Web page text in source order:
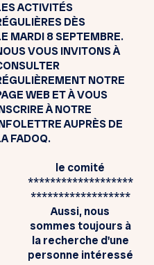
ACTIVITÉS
DÈS
MARDI 8 SEPTEMBRE.
VOUS INVITONS À
NOTRE
WEB ET À VOUS
À NOTRE
AUPRÈS DE
FADOQ.
le comité
*******************
******************
Aussi, nous
sommes toujours à
la recherche d'une
personne intéressé